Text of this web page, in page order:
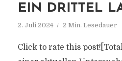
EIN DRITTEL
2. Juli 2024 2 Min. Lesedauer
Click to rate this